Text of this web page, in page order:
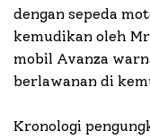
dengan sepeda
kemudikan oleh
mobil Avanza
berlawanan di
Kronologi